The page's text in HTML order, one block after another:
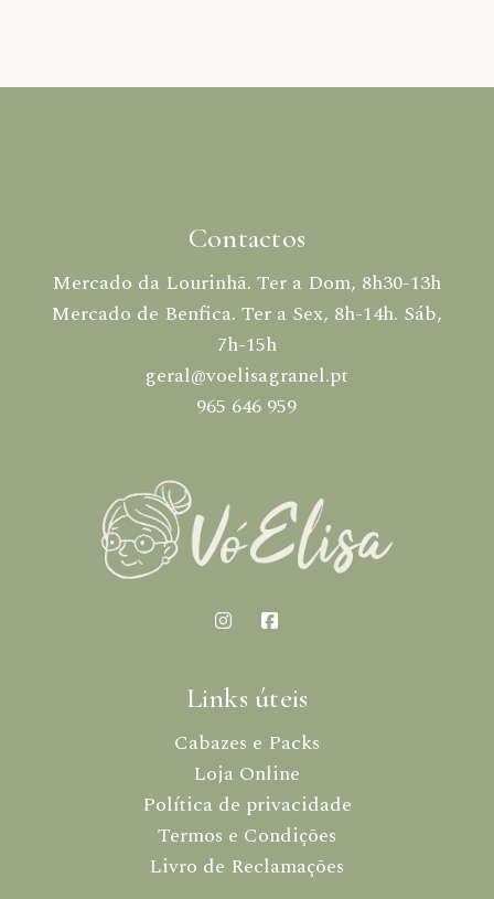
Contactos
Mercado da Lourinhã. Ter a Dom, 8h30-13h
Mercado de Benfica. Ter a Sex, 8h-14h. Sáb,
7h-15h
geral@voelisagranel.pt
965 646 959
Links úteis
Cabazes e Packs
Loja Online
Política de privacidade
Termos e Condições
Livro de Reclamações